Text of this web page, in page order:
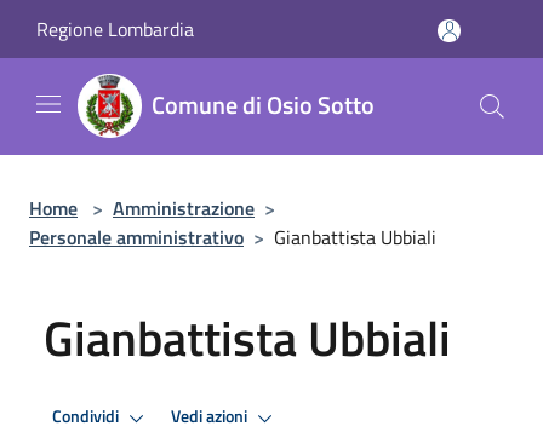
Regione Lombardia
Comune di Osio Sotto
Home > Amministrazione >
Personale amministrativo > Gianbattista Ubbiali
Gianbattista Ubbiali
Condividi Vedi azioni